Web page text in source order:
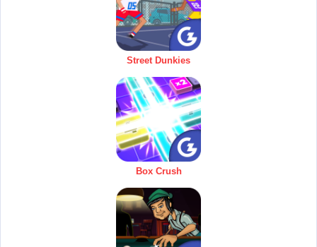
Street Dunkies
Box Crush